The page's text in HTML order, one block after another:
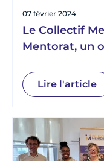
07 février 2024
Le Collectif
Mentorat, un
Lire l'article